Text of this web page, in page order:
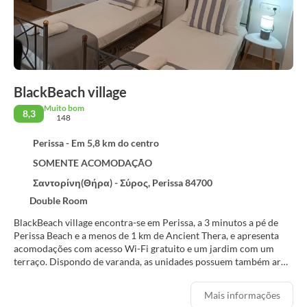
BlackBeach village
8,3
Muito bom
148
Perissa - Em 5,8 km do centro
SOMENTE ACOMODAÇÃO
Σαντορίνη(Θήρα) - Σύρος, Perissa 84700
Double Room
BlackBeach village encontra-se em Perissa, a 3 minutos a pé de
Perissa Beach e a menos de 1 km de Ancient Thera, e apresenta
acomodações com acesso Wi-Fi gratuito e um jardim com um
terraço. Dispondo de varanda, as unidades possuem também ar
privativa com chuveiro e um secador de cabelo. Um frigorífico
também está disponível, assim como uma máquina de café e uma
Mais informações